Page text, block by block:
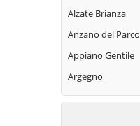
Alzate Brianza
Anzano del Parco
Appiano Gentile
Argegno
Arosio